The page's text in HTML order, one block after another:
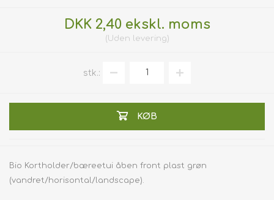
DKK 2,40 ekskl. moms
Uden levering
stk.:
KØB
Bio Kortholder/bæreetui åben front plast grøn
(vandret/horisontal/landscape).